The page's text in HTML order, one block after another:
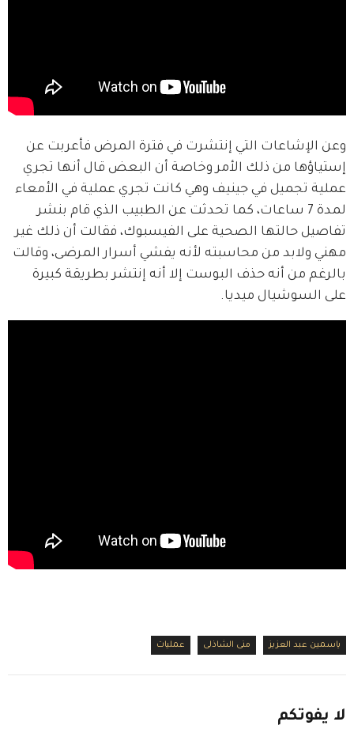
وعن الإشاعات التي إنتشرت في فترة المرض فأعربت عن
إستياؤها من ذلك الأمر وخاصة أن البعض قال أنها تجري
عملية تجميل في جينيف وهي كانت تجري عملية في الأمعاء
لمدة 7 ساعات، كما تحدثت عن الطبيب الذي قام بنشر
تفاصيل حالتها الصحية على الفيسبوك، فقالت أن ذلك غير
مهني ولابد من محاسبته لأنه يفشي أسرار المرضى، وقالت
بالرغم من أنه حذف البوست إلا أنه إنتشر بطريقة كبيرة
على السوشيال ميديا.
ياسمين عبد العزيز منى الشاذلى عمليات
لا يفوتكم